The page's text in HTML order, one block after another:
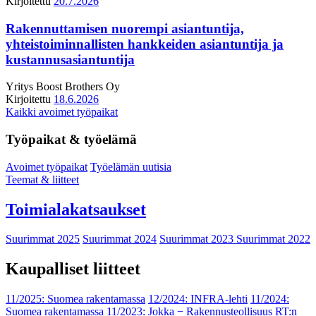
Rakennuttamisen nuorempi asiantuntija,
yhteistoiminnallisten hankkeiden asiantuntija ja
kustannusasiantuntija
Yritys Boost Brothers Oy
Kirjoitettu 18.6.2026
Kaikki avoimet työpaikat
Työpaikat & työelämä
Avoimet työpaikat Työelämän uutisia
Teemat & liitteet
Toimialakatsaukset
Suurimmat 2025 Suurimmat 2024 Suurimmat 2023 Suurimmat 2022
Kaupalliset liitteet
11/2025: Suomea rakentamassa 12/2024: INFRA-lehti 11/2024:
Suomea rakentamassa 11/2023: Jokka − Rakennusteollisuus RT:n